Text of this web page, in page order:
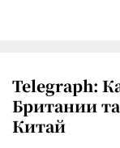
Telegraph:
Британии
Китай